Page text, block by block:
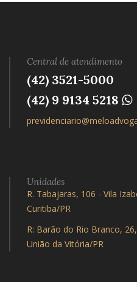
Central de atendimento
(42) 3521-5000
(42) 9 9134 5218
Unidades
R. Tabajaras, 106 - Vila
Curitiba/PR
R: Barão do Rio Branco,
União da Vitória/PR